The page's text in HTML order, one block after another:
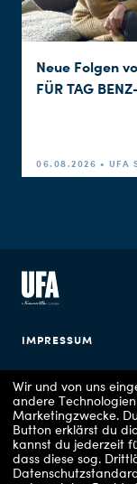
Neue Folgen
FÜR TAG
06.08.2026 • UFA
IMPRESSUM
COOKIE
Wir und von uns
andere
Marketingzwecke.
Button erklärst du
kannst du jederzeit
dass diese sog.